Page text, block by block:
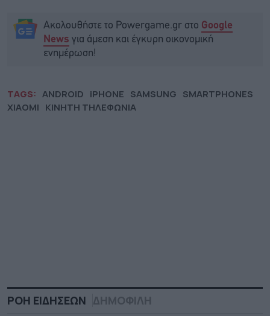
Ακολουθήστε το Powergame.gr στο Google
News για άμεση και έγκυρη οικονομική
ενημέρωση!
TAGS: ANDROID iPHONE SAMSUNG SMARTPHONES
XIAOMI ΚΙΝΗΤΗ ΤΗΛΕΦΩΝΙΑ
ΡΟΗ ΕΙΔΗΣΕΩΝ ΔΗΜΟΦΙΛΗ